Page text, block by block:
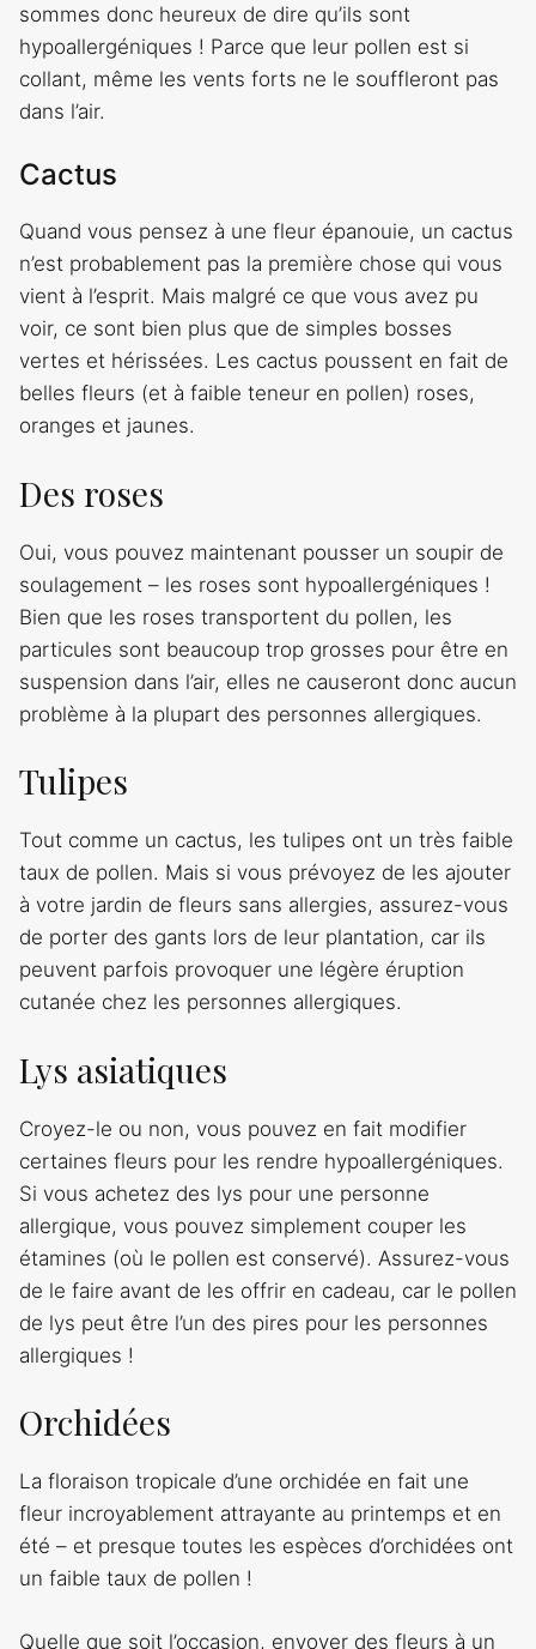
sommes donc heureux de dire qu’ils sont
hypoallergéniques ! Parce que leur pollen est si
collant, même les vents forts ne le souffleront pas
dans l’air.
Cactus
Quand vous pensez à une fleur épanouie, un cactus
n’est probablement pas la première chose qui vous
vient à l’esprit. Mais malgré ce que vous avez pu
voir, ce sont bien plus que de simples bosses
vertes et hérissées. Les cactus poussent en fait de
belles fleurs (et à faible teneur en pollen) roses,
oranges et jaunes.
Des roses
Oui, vous pouvez maintenant pousser un soupir de
soulagement – les roses sont hypoallergéniques !
Bien que les roses transportent du pollen, les
particules sont beaucoup trop grosses pour être en
suspension dans l’air, elles ne causeront donc aucun
problème à la plupart des personnes allergiques.
Tulipes
Tout comme un cactus, les tulipes ont un très faible
taux de pollen. Mais si vous prévoyez de les ajouter
à votre jardin de fleurs sans allergies, assurez-vous
de porter des gants lors de leur plantation, car ils
peuvent parfois provoquer une légère éruption
cutanée chez les personnes allergiques.
Lys asiatiques
Croyez-le ou non, vous pouvez en fait modifier
certaines fleurs pour les rendre hypoallergéniques.
Si vous achetez des lys pour une personne
allergique, vous pouvez simplement couper les
étamines (où le pollen est conservé). Assurez-vous
de le faire avant de les offrir en cadeau, car le pollen
de lys peut être l’un des pires pour les personnes
allergiques !
Orchidées
La floraison tropicale d’une orchidée en fait une
fleur incroyablement attrayante au printemps et en
été – et presque toutes les espèces d’orchidées ont
un faible taux de pollen !
Quelle que soit l’occasion, envoyer des fleurs à un